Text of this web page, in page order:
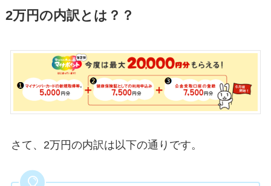
2万円の内訳とは？？
さて、2万円の内訳は以下の通りです。